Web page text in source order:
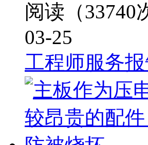
阅读（33740
03-25
工程师服务